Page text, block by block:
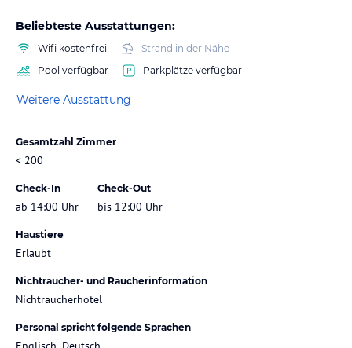
Beliebteste Ausstattungen:
Wifi kostenfrei
Strand in der Nähe
Pool verfügbar
Parkplätze verfügbar
Weitere Ausstattung
Gesamtzahl Zimmer
< 200
Check-In
ab 14:00 Uhr
Check-Out
bis 12:00 Uhr
Haustiere
Erlaubt
Nichtraucher- und Raucherinformation
Nichtraucherhotel
Personal spricht folgende Sprachen